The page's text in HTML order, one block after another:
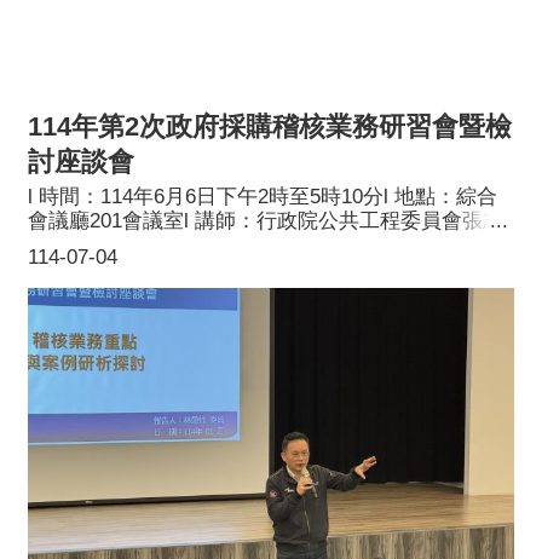
114年第2次政府採購稽核業務研習會暨檢
討座談會
114-07-04
l 時間：114年6月6日下午2時至5時10分l 地點：綜合
會議廳201會議室l 講師：行政院公共工程委員會張志
偉技正l 講題：最有利標作業手冊(113.12版)修正重點
與實務分享l 參訓對象：稽核委員及工作人員l 主辦單
位：桃園市政府採購稽核小組